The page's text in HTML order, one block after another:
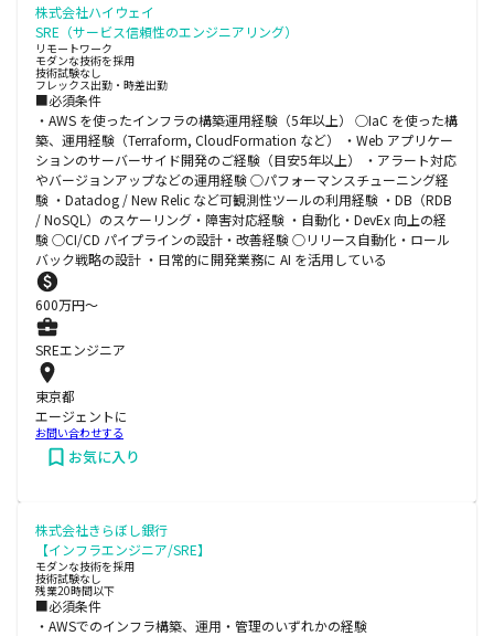
株式会社ハイウェイ
SRE（サービス信頼性のエンジニアリング）
リモートワーク
モダンな技術を採用
技術試験なし
フレックス出勤・時差出勤
■必須条件
・AWS を使ったインフラの構築運用経験（5年以上） ○IaC を使った構
築、運用経験（Terraform, CloudFormation など） ・Web アプリケー
ションのサーバーサイド開発のご経験（目安5年以上） ・アラート対応
やバージョンアップなどの運用経験 ○パフォーマンスチューニング経
験 ・Datadog / New Relic など可観測性ツールの利用経験 ・DB（RDB
/ NoSQL）のスケーリング・障害対応経験 ・自動化・DevEx 向上の経
験 ○CI/CD パイプラインの設計・改善経験 ○リリース自動化・ロール
バック戦略の設計 ・日常的に開発業務に AI を活用している
600万円〜
SREエンジニア
東京都
エージェントに
お問い合わせする
お気に入り
株式会社きらぼし銀行
【インフラエンジニア/SRE】
モダンな技術を採用
技術試験なし
残業20時間以下
■必須条件
・AWSでのインフラ構築、運用・管理のいずれかの経験